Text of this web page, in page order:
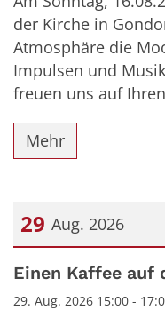
der Kirche in
Atmosphäre die
Impulsen und
freuen uns auf
Mehr
29 Aug. 2026
Datum: 29. August
Einen Kaffee auf
29. Aug. 2026 15:00 -